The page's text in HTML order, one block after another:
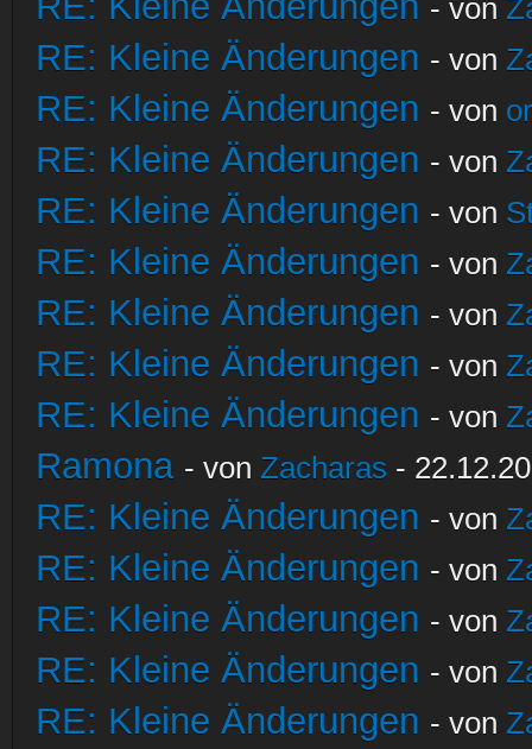
- von
RE: Kleine Änderungen - von
RE: Kleine Änderungen - von
RE: Kleine Änderungen - von
RE: Kleine Änderungen - von
RE: Kleine Änderungen - von
RE: Kleine Änderungen - von
RE: Kleine Änderungen - von
RE: Kleine Änderungen - von
Ramona - von Zacharas -
RE: Kleine Änderungen - von
RE: Kleine Änderungen - von
RE: Kleine Änderungen - von
RE: Kleine Änderungen - von
RE: Kleine Änderungen - von